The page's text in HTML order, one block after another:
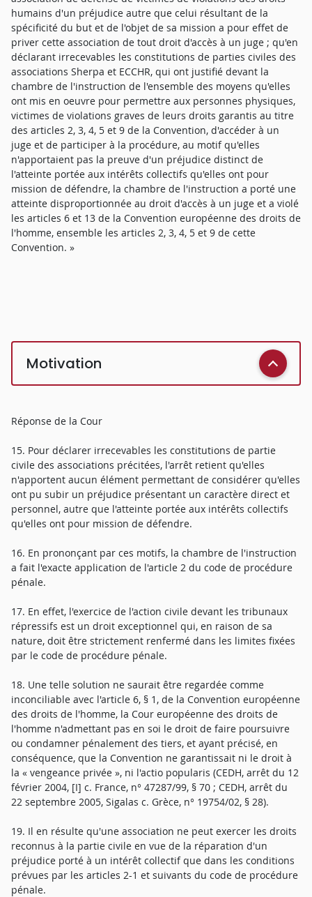
humains d'un préjudice autre que celui résultant de la
spécificité du but et de l'objet de sa mission a pour effet de
priver cette association de tout droit d'accès à un juge ; qu'en
déclarant irrecevables les constitutions de parties civiles des
associations Sherpa et ECCHR, qui ont justifié devant la
chambre de l'instruction de l'ensemble des moyens qu'elles
ont mis en oeuvre pour permettre aux personnes physiques,
victimes de violations graves de leurs droits garantis au titre
des articles 2, 3, 4, 5 et 9 de la Convention, d'accéder à un
juge et de participer à la procédure, au motif qu'elles
n'apportaient pas la preuve d'un préjudice distinct de
l'atteinte portée aux intérêts collectifs qu'elles ont pour
mission de défendre, la chambre de l'instruction a porté une
atteinte disproportionnée au droit d'accès à un juge et a violé
les articles 6 et 13 de la Convention européenne des droits de
l'homme, ensemble les articles 2, 3, 4, 5 et 9 de cette
Convention. »
Motivation
Réponse de la Cour
15. Pour déclarer irrecevables les constitutions de partie
civile des associations précitées, l'arrêt retient qu'elles
n'apportent aucun élément permettant de considérer qu'elles
ont pu subir un préjudice présentant un caractère direct et
personnel, autre que l'atteinte portée aux intérêts collectifs
qu'elles ont pour mission de défendre.
16. En prononçant par ces motifs, la chambre de l'instruction
a fait l'exacte application de l'article 2 du code de procédure
pénale.
17. En effet, l'exercice de l'action civile devant les tribunaux
répressifs est un droit exceptionnel qui, en raison de sa
nature, doit être strictement renfermé dans les limites fixées
par le code de procédure pénale.
18. Une telle solution ne saurait être regardée comme
inconciliable avec l'article 6, § 1, de la Convention européenne
des droits de l'homme, la Cour européenne des droits de
l'homme n'admettant pas en soi le droit de faire poursuivre
ou condamner pénalement des tiers, et ayant précisé, en
conséquence, que la Convention ne garantissait ni le droit à
la « vengeance privée », ni l'actio popularis (CEDH, arrêt du 12
février 2004, [I] c. France, n° 47287/99, § 70 ; CEDH, arrêt du
22 septembre 2005, Sigalas c. Grèce, n° 19754/02, § 28).
19. Il en résulte qu'une association ne peut exercer les droits
reconnus à la partie civile en vue de la réparation d'un
préjudice porté à un intérêt collectif que dans les conditions
prévues par les articles 2-1 et suivants du code de procédure
pénale.